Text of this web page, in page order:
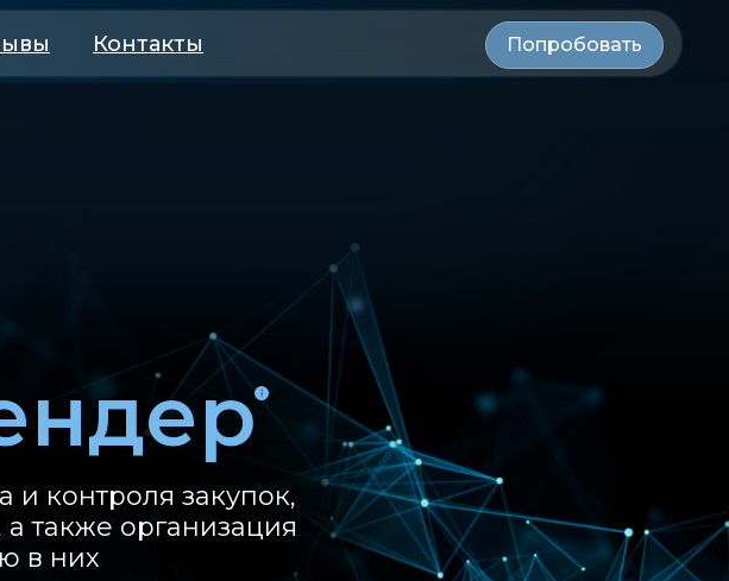
Попробовать
Контакты
и контроля закупок,
также организация
в них